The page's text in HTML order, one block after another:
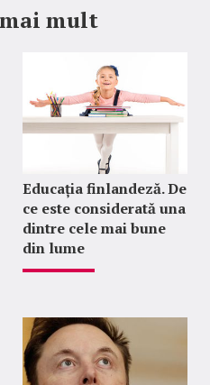
mult
Educația finlandeză. De
ce este considerată una
dintre cele mai bune
din lume